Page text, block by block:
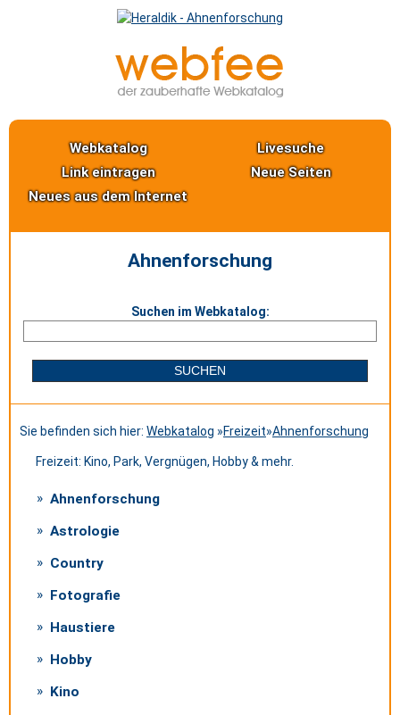
Webkatalog
Livesuche
Link eintragen
Neue Seiten
Neues aus dem Internet
Ahnenforschung
Suchen im Webkatalog:
Sie befinden sich hier: Webkatalog »Freizeit»Ahnenforschung
Freizeit: Kino, Park, Vergnügen, Hobby & mehr.
Ahnenforschung
Astrologie
Country
Fotografie
Haustiere
Hobby
Kino